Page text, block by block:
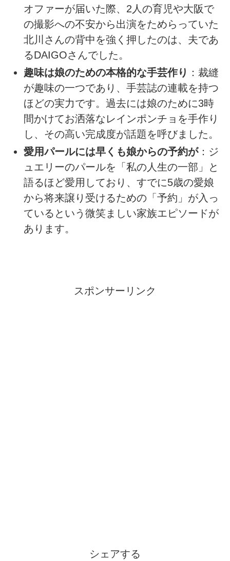
オファーが届いた際、2人の育児や大阪で
の撮影への不安から出演をためらっていた
北川さんの背中を強く押したのは、夫であ
るDAIGOさんでした。
趣味は娘のための本格的な手芸作り ：裁縫
が趣味の一つであり、手芸誌の連載を持つ
ほどの実力です。過去には娘のために3時
間かけてお洒落なレインポンチョを手作り
し、その高い完成度が話題を呼びました。
愛用パールには早くも娘からの予約が：ジ
ュエリーのパールを「私の人生の一部」と
語るほど愛用しており、すでに5歳の愛娘
から将来譲り受けるための「予約」が入っ
ているという微笑ましい家族エピソードが
あります。
スポンサーリンク
シェアする